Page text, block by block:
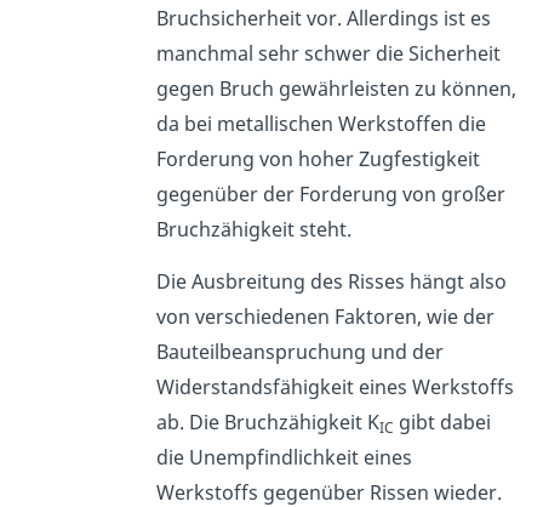
Bruchsicherheit vor. Allerdings ist es
manchmal sehr schwer die Sicherheit
gegen Bruch gewährleisten zu können,
da bei metallischen Werkstoffen die
Forderung von hoher Zugfestigkeit
gegenüber der Forderung von großer
Bruchzähigkeit steht.
Die Ausbreitung des Risses hängt also
von verschiedenen Faktoren, wie der
Bauteilbeanspruchung und der
Widerstandsfähigkeit eines Werkstoffs
ab. Die Bruchzähigkeit KIC gibt dabei
die Unempfindlichkeit eines
Werkstoffs gegenüber Rissen wieder.